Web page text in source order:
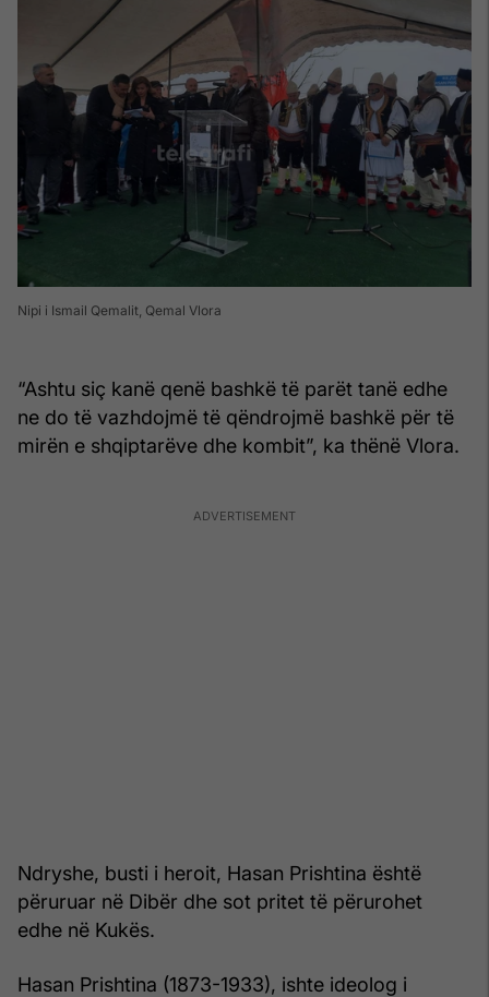
Nipi i Ismail Qemalit, Qemal Vlora
“Ashtu siç kanë qenë bashkë të parët tanë edhe
ne do të vazhdojmë të qëndrojmë bashkë për të
mirën e shqiptarëve dhe kombit”, ka thënë Vlora.
Ndryshe, busti i heroit, Hasan Prishtina është
përuruar në Dibër dhe sot pritet të përurohet
edhe në Kukës.
Hasan Prishtina (1873-1933), ishte ideolog i